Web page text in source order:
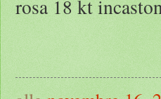
rosa 18 kt